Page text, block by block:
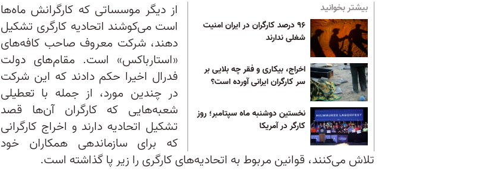
بیشتر بخوانید
۹۶ درصد کارگران در ایران امنیت
شغلی ندارند
اخراج، بیکاری و فقر چه بلایی بر
سر کارگران ایرانی آورده است؟
نخستین دوشنبه ماه سپتامبر؛ روز
کارگر در آمریکا
از دیگر موسساتی که کارگرانش ماه‌ها
است می‌کوشند اتحادیه‌ کارگری تشکیل
دهند، شرکت معروف صاحب کافه‌های
«استارباکس» است. مقام‌های دولت
فدرال اخیرا حکم دادند که این شرکت
در چندین مورد، از جمله با تعطیلی
شعبه‌هایی که کارگران آن‌ها قصد
تشکیل اتحادیه دارند و اخراج کارگرانی
که برای سازماندهی همکاران خود
تلاش می‌کنند، قوانین مربوط به اتحادیه‌های‌ کارگری را زیر پا گذاشته است.